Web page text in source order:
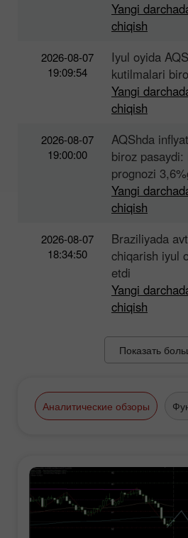
Yangi
chiqish
2026-08-07
19:09:54
Iyul oyida
kutilmalari
Yangi
chiqish
2026-08-07
19:00:00
AQShda
biroz
prognozi
Yangi
chiqish
2026-08-07
18:34:50
Braziliyada
chiqarish iyul
etdi
Yangi
chiqish
Показать
Аналитические обзоры